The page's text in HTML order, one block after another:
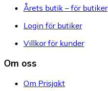
Årets butik – för butiker
Login för butiker
Villkor för kunder
Om oss
Om Prisjakt